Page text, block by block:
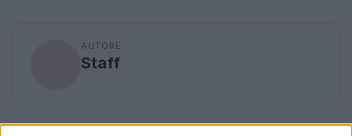
AUTORE
Staff